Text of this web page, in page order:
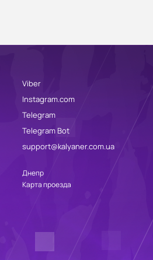
Viber
Instagram.com
Telegram
Telegram Bot
support@kalyaner.com.ua
Днепр
Карта проезда